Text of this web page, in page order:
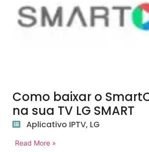
Como baixar o
na sua TV LG SMART
Aplicativo IPTV, LG
Read More »